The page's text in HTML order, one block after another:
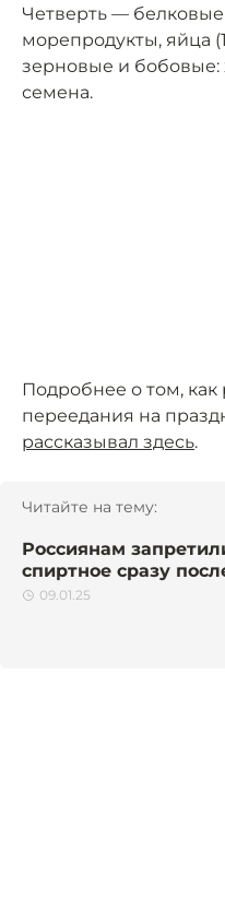
Четверть —
морепродукты, яйца
зерновые и бобовые:
семена.
Подробнее о том, как
переедания на
рассказывал здесь.
Читайте на тему:
Россиянам
спиртное сразу
09.01.25